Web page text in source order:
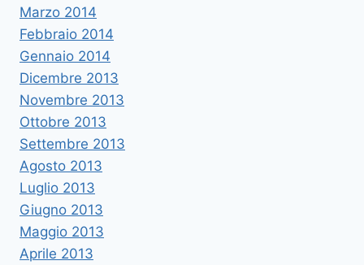
Marzo 2014
Febbraio 2014
Gennaio 2014
Dicembre 2013
Novembre 2013
Ottobre 2013
Settembre 2013
Agosto 2013
Luglio 2013
Giugno 2013
Maggio 2013
Aprile 2013